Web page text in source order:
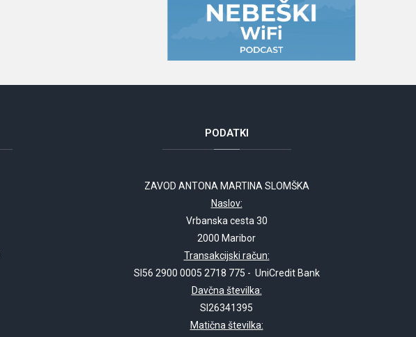
PODATKI
ZAVOD ANTONA MARTINA SLOMŠKA
Naslov:
Vrbanska cesta 30
2000 Maribor
Transakcijski račun:
SI56 2900 0005 2718 775 - UniCredit Bank
Davčna številka:
SI26341395
Matična številka: